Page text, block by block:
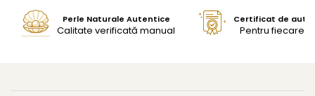
Perle Naturale Autentice
Calitate verificată manual
Certificat de
Pentru fiecare